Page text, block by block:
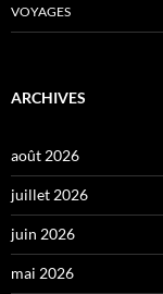
VOYAGES
ARCHIVES
août 2026
juillet 2026
juin 2026
mai 2026